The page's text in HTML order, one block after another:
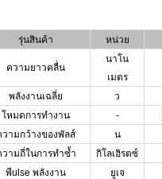
รุ่นสินค้า หน่วย
ความยาวคลื่น
นาโน
เมตร
พลังงานเฉลี่ย ว
โหมดการทำงาน
-
วามกว้างของพัลส์
น
วามถี่ในการทำซ้ำ
กิโลเฮิรตซ์
พีulse พลังงาน ยูเจ